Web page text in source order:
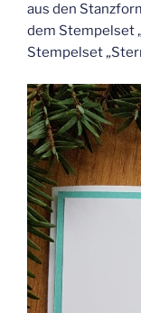
aus den
dem Stempelset
Stempelset